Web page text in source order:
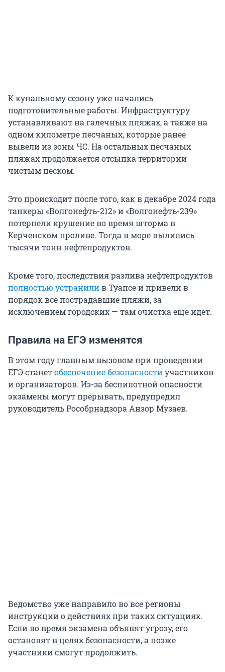
К купальному сезону уже начались
подготовительные работы. Инфраструктуру
устанавливают на галечных пляжах, а также на
одном километре песчаных, которые ранее
вывели из зоны ЧС. На остальных песчаных
пляжах продолжается отсыпка территории
чистым песком.
Это происходит после того, как в декабре 2024 года
танкеры «Волгонефть-212» и «Волгонефть-239»
потерпели крушение во время шторма в
Керченском проливе. Тогда в море вылились
тысячи тонн нефтепродуктов.
Кроме того, последствия разлива нефтепродуктов
полностью устранилив Туапсе и привели в
порядок все пострадавшие пляжи, за
исключением городских — там очистка еще идет.
Правила на ЕГЭ изменятся
В этом году главным вызовом при проведении
ЕГЭ станетобеспечение безопасностиучастников
и организаторов. Из-за беспилотной опасности
экзамены могут прерывать, предупредил
руководитель Рособрнадзора Анзор Музаев.
Ведомство уже направило во все регионы
инструкции о действиях при таких ситуациях.
Если во время экзамена объявят угрозу, его
остановят в целях безопасности, а позже
участники смогут продолжить.